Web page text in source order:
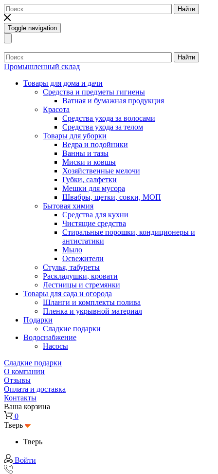
Найти
Toggle navigation
Найти
Промышленный склад
Товары для дома и дачи
Средства и предметы гигиены
Ватная и бумажная продукция
Красота
Средства ухода за волосами
Средства ухода за телом
Товары для уборки
Ведра и подойники
Ванны и тазы
Миски и ковшы
Хозяйственные мелочи
Губки, салфетки
Мешки для мусора
Швабры, щетки, совки, МОП
Бытовая химия
Средства для кухни
Чистящие средства
Стиральные порошки, кондиционеры и
антистатики
Мыло
Освежители
Стулья, табуреты
Раскладушки, кровати
Лестницы и стремянки
Товары для сада и огорода
Шланги и комплекты полива
Пленка и укрывной материал
Подарки
Cладкие подарки
Водоснабжение
Насосы
Сладкие подарки
О компании
Отзывы
Оплата и доставка
Контакты
Ваша корзина
0
Тверь
Тверь
Войти